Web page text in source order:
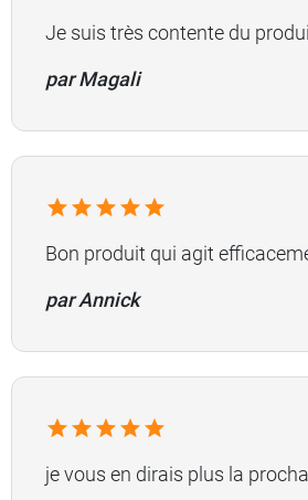
Je suis très contente du
par Magali
Bon produit qui agit
par Annick
je vous en dirais plus la